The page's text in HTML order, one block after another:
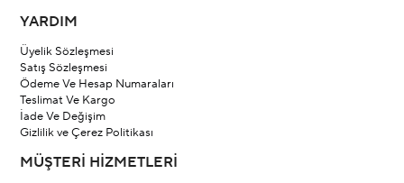
YARDIM
Üyelik Sözleşmesi
Satış Sözleşmesi
Ödeme Ve Hesap Numaraları
Teslimat Ve Kargo
İade Ve Değişim
Gizlilik ve Çerez Politikası
MÜŞTERİ HİZMETLERİ